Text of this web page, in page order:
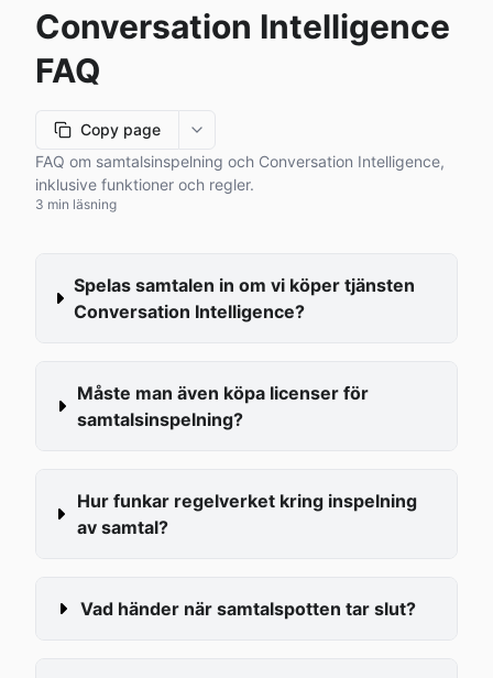
Conversation Intelligence
FAQ
Copy page
More options
FAQ om samtalsinspelning och Conversation Intelligence,
inklusive funktioner och regler.
3 min läsning
Spelas samtalen in om vi köper tjänsten
Conversation Intelligence?
Måste man även köpa licenser för
samtalsinspelning?
Hur funkar regelverket kring inspelning
av samtal?
Vad händer när samtalspotten tar slut?